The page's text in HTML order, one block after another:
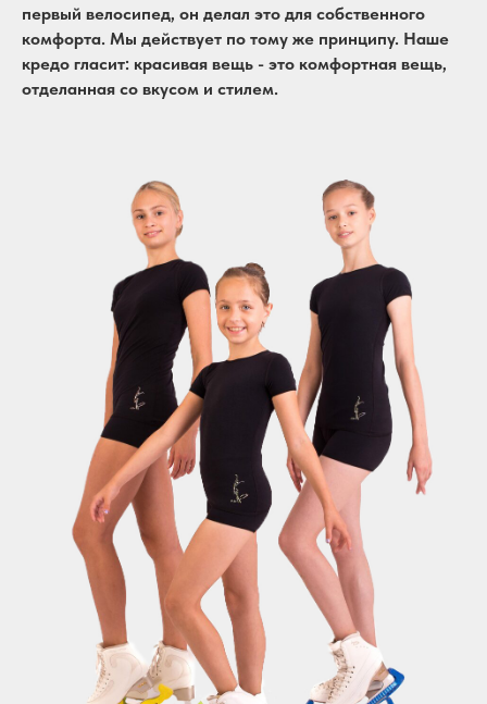
первый велосипед, он делал это для собственного
комфорта. Мы действует по тому же принципу. Наше
кредо гласит: красивая вещь - это комфортная вещь,
отделанная со вкусом и стилем.